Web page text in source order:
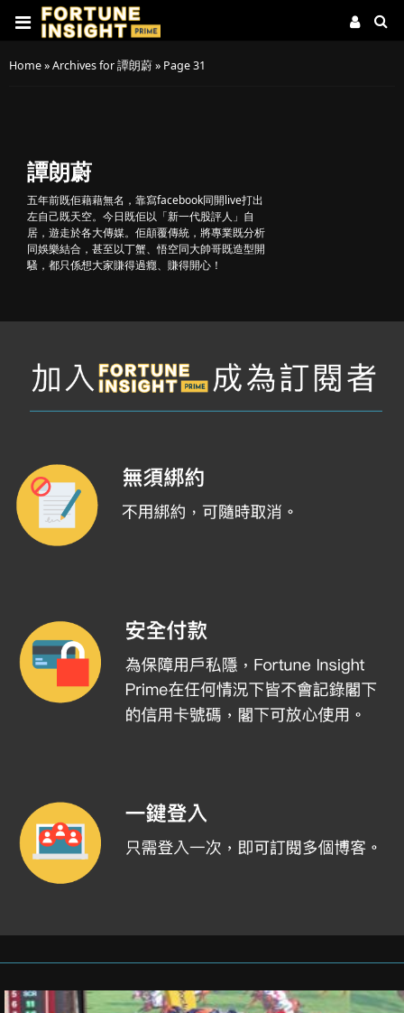
Home»Archives for 譚朗蔚» Page 31
譚朗蔚
五年前既佢藉藉無名，靠寫facebook同開live打出
左自己既天空。今日既佢以「新一代股評人」自
居，遊走於各大傳媒。佢顛覆傳統，將專業既分析
同娛樂結合，甚至以丁蟹、悟空同大帥哥既造型開
騷，都只係想大家賺得過癮、賺得開心！